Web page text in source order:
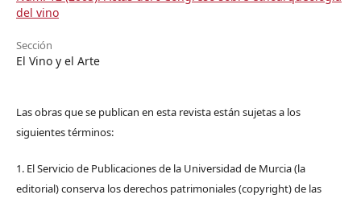
del vino
Sección
El Vino y el Arte
Las obras que se publican en esta revista están sujetas a los
siguientes términos:
1. El Servicio de Publicaciones de la Universidad de Murcia (la
editorial) conserva los derechos patrimoniales (copyright) de las